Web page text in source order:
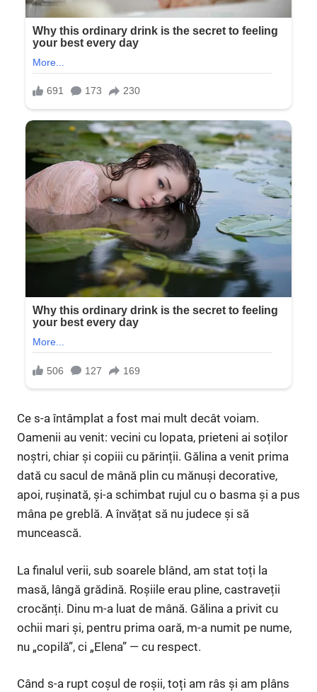
Ce s-a întâmplat a fost mai mult decât voiam.
Oamenii au venit: vecini cu lopata, prieteni ai soților
noștri, chiar și copiii cu părinții. Gălina a venit prima
dată cu sacul de mână plin cu mănuși decorative,
apoi, rușinată, și-a schimbat rujul cu o basma și a pus
mâna pe greblă. A învățat să nu judece și să
muncească.
La finalul verii, sub soarele blând, am stat toți la
masă, lângă grădină. Roșiile erau pline, castraveții
crocănți. Dinu m-a luat de mână. Gălina a privit cu
ochii mari și, pentru prima oară, m-a numit pe nume,
nu „copilă”, ci „Elena” — cu respect.
Când s-a rupt coșul de roșii, toți am râs și am plâns